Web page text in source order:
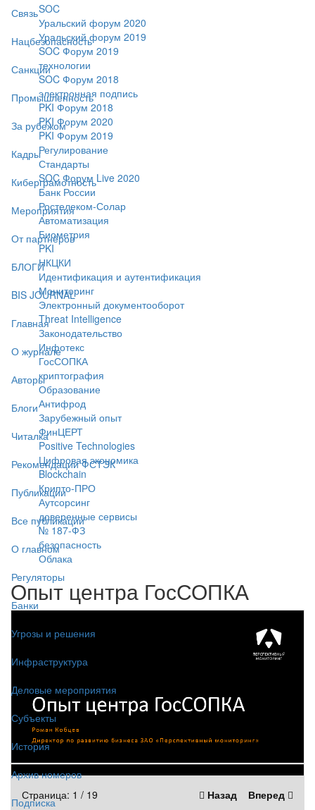
Связь
Нацбезопасность
Санкции
Промышленность
За рубежом
Кадры
Киберграмотность
Мероприятия
От партнёров
БЛОГИ
BIS JOURNAL
Главная
О журнале
Авторы
Блоги
Читалка
Рекомендации ФСТЭК
Публикации
Все публикации
О главном
Регуляторы
Банки
Угрозы и решения
Инфраструктура
Деловые мероприятия
Субъекты
История
Архив номеров
Подписка
SOC
Уральский форум 2020
Уральский форум 2019
SOC Форум 2019
технологии
SOC Форум 2018
электронная подпись
PKI Форум 2018
PKI Форум 2020
PKI Форум 2019
Регулирование
Стандарты
SOC Форум Live 2020
Банк России
Ростелеком-Солар
Автоматизация
Биометрия
PKI
НКЦКИ
Идентификация и аутентификация
Мониторинг
Электронный документооборот
Threat Intelligence
Законодательство
Инфотекс
ГосСОПКА
криптография
Образование
Антифрод
Зарубежный опыт
ФинЦЕРТ
Positive Technologies
Цифровая экономика
Blockchain
Крипто-ПРО
Аутсорсинг
доверенные сервисы
№ 187-ФЗ
безопасность
Облака
Опыт центра ГосСОПКА
Страница: 1 / 19 Вперед
Назад